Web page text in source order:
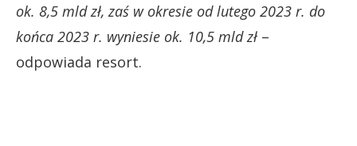
ok. 8,5 mld zł, zaś w okresie od lutego 2023 r. do
końca 2023 r. wyniesie ok. 10,5 mld zł –
odpowiada resort.